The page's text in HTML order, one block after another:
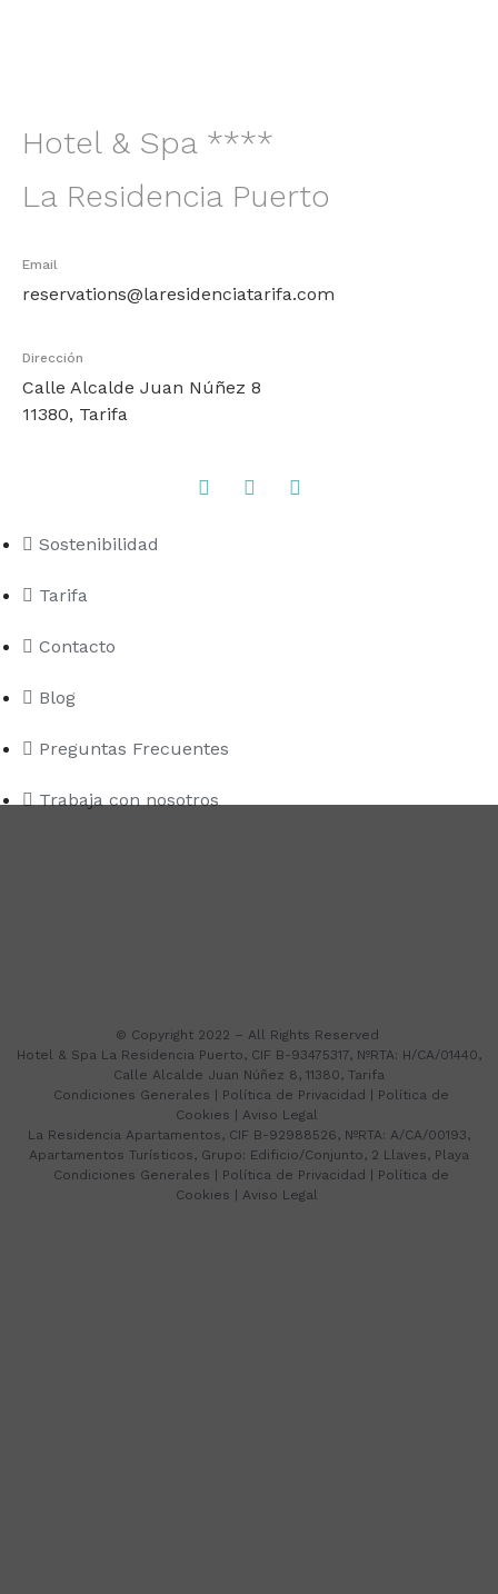
Hotel & Spa ****
La Residencia Puerto
Email
reservations@laresidenciatarifa.com
Dirección
Calle Alcalde Juan Núñez 8
11380, Tarifa
Sostenibilidad
Tarifa
Contacto
Blog
Preguntas Frecuentes
Trabaja con nosotros
© Copyright 2022 – All Rights Reserved
Hotel & Spa La Residencia Puerto, CIF B-93475317, NºRTA: H/CA/01440,
Calle Alcalde Juan Núñez 8, 11380, Tarifa
Condiciones Generales | Política de Privacidad | Política de
Cookies | Aviso Legal
La Residencia Apartamentos, CIF B-92988526, NºRTA: A/CA/00193,
Apartamentos Turísticos, Grupo: Edificio/Conjunto, 2 Llaves, Playa
Condiciones Generales | Política de Privacidad | Política de
Cookies | Aviso Legal